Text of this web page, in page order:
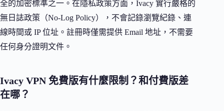
全的加密標準之一。在隱私政策方面，Ivacy 實行嚴格的
無日誌政策（No-Log Policy），不會記錄瀏覽紀錄、連
線時間或 IP 位址。註冊時僅需提供 Email 地址，不需要
任何身分證明文件。
Ivacy VPN 免費版有什麼限制？和付費版差
在哪？